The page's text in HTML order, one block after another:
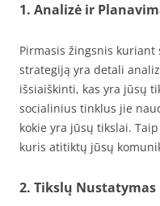
1. Analizė ir
Pirmasis žingsnis
strategiją yra detali
išsiaiškinti, kas yra jūsų
socialinius tinklus jie
kokie yra jūsų tikslai.
kuris atitiktų jūsų
2. Tikslų Nustatymas